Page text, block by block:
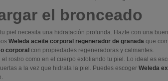
el bronceado
piel necesita una hidratación profunda. Hazte con una
Weleda aceite corporal regenerador de granada que
corporal con propiedades regeneradoras y calmantes.
rostro como en el cuerpo exfoliando tu piel. Lo ideal es
a la vez que hidrata la piel. Puedes escoger Weleda